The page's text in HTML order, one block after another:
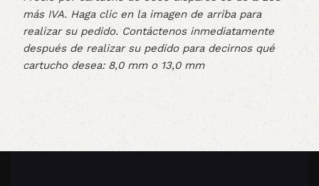
más IVA. Haga clic en la imagen de arriba para
realizar su pedido. Contáctenos inmediatamente
después de realizar su pedido para decirnos qué
cartucho desea: 8,0 mm o 13,0 mm